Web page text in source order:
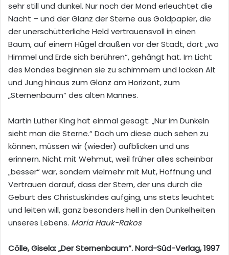
sehr still und dunkel. Nur noch der Mond erleuchtet die
Nacht – und der Glanz der Sterne aus Goldpapier, die
der unerschütterliche Held vertrauensvoll in einen
Baum, auf einem Hügel draußen vor der Stadt, dort „wo
Himmel und Erde sich berühren“, gehängt hat. Im Licht
des Mondes beginnen sie zu schimmern und locken Alt
und Jung hinaus zum Glanz am Horizont, zum
„Sternenbaum“ des alten Mannes.
Martin Luther King hat einmal gesagt: „Nur im Dunkeln
sieht man die Sterne.“ Doch um diese auch sehen zu
können, müssen wir (wieder) aufblicken und uns
erinnern. Nicht mit Wehmut, weil früher alles scheinbar
„besser“ war, sondern vielmehr mit Mut, Hoffnung und
Vertrauen darauf, dass der Stern, der uns durch die
Geburt des Christuskindes aufging, uns stets leuchtet
und leiten will, ganz besonders hell in den Dunkelheiten
unseres Lebens. Maria Hauk-Rakos
Cölle, Gisela: „Der Sternenbaum“. Nord-Süd-Verlag, 1997